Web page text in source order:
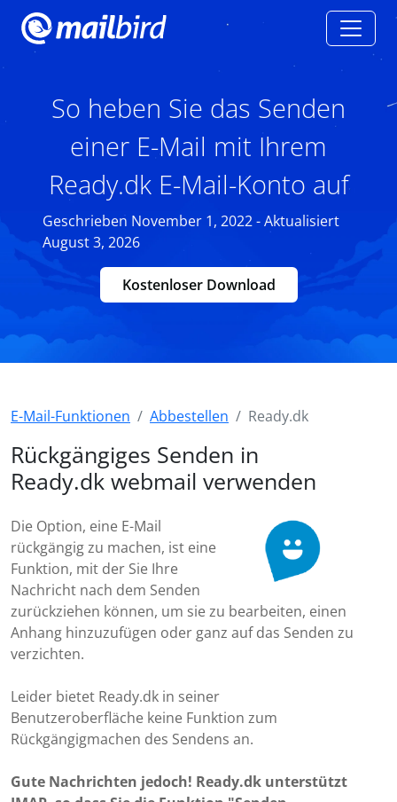
So heben Sie das Senden
einer E-Mail mit Ihrem
Ready.dk E-Mail-Konto auf
Geschrieben November 1, 2022 - Aktualisiert
August 3, 2026
Kostenloser Download
E-Mail-Funktionen Abbestellen Ready.dk
Rückgängiges Senden in
Ready.dk webmail verwenden
Die Option, eine E-Mail
rückgängig zu machen, ist eine
Funktion, mit der Sie Ihre
Nachricht nach dem Senden
zurückziehen können, um sie zu bearbeiten, einen
Anhang hinzuzufügen oder ganz auf das Senden zu
verzichten.
Leider bietet Ready.dk in seiner
Benutzeroberfläche keine Funktion zum
Rückgängigmachen des Sendens an.
Gute Nachrichten jedoch! Ready.dk unterstützt